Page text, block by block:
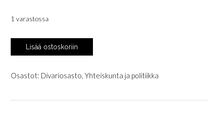
1 varastossa
Paloheimo,
Eero:
määrä
Lisää ostoskoriin
Osastot: Divariosasto, Yhteiskunta ja politiikka